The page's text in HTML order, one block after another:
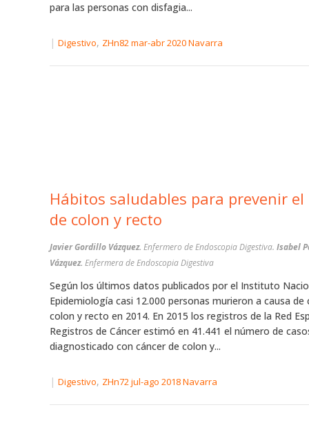
para las personas con disfagia...
| Digestivo, ZHn82 mar-abr 2020 Navarra
Hábitos saludables para prevenir el cáncer
de colon y recto
Javier Gordillo Vázquez. Enfermero de Endoscopia Digestiva. Isabel
Vázquez. Enfermera de Endoscopia Digestiva
Según los últimos datos publicados por el Instituto
Epidemiología casi 12.000 personas murieron a causa de
colon y recto en 2014. En 2015 los registros de la Red
Registros de Cáncer estimó en 41.441 el número de
diagnosticado con cáncer de colon y...
| Digestivo, ZHn72 jul-ago 2018 Navarra